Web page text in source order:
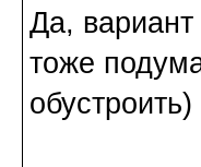
Да,
тоже
обустроить)